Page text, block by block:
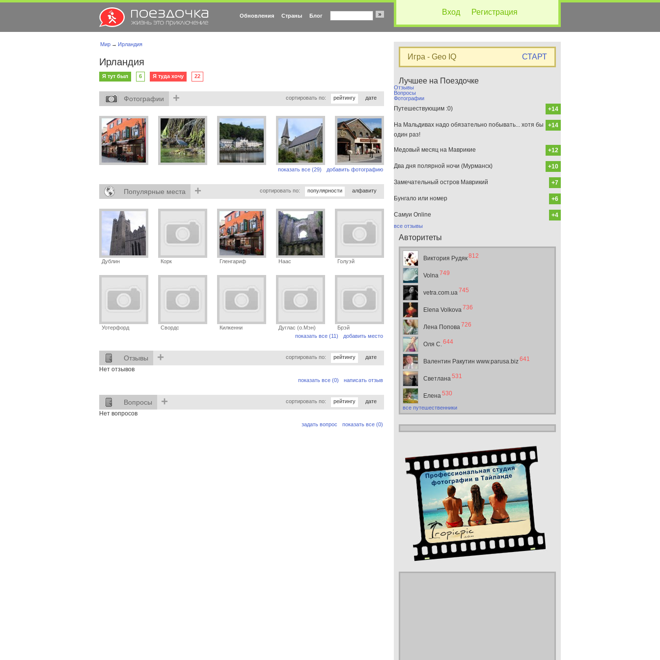
Вход Регистрация
Обновления Страны Блог »
Мир → Ирландия
Ирландия
Я тут был 6 Я туда хочу 22
Фотографии + сортировать по: рейтингу дате
добавить фотографию
показать все (29)
Популярные места + сортировать по: популярности алфавиту
Дублин Корк Гленгариф Наас Голуэй
Уотерфорд Свордс Килкенни Дуглас (о.Мэн)
Брэй
добавить место
показать все (11)
Отзывы + сортировать по: рейтингу дате
Нет отзывов
написать отзыв
показать все (0)
Вопросы + сортировать по: рейтингу дате
Нет вопросов
показать все (0)
задать вопрос
Игра - Geo IQ СТАРТ
Лучшее на Поездочке
Отзывы
Вопросы
Фотографии
+14
Путешествующим :0)
+14
На Мальдивах надо обязательно побывать... хотя бы
один раз!
+12
Медовый месяц на Маврикие
+10
Два дня полярной ночи (Мурманск)
+7
Замечательный остров Маврикий
+6
Бунгало или номер
+4
Самуи Online
все отзывы
Авторитеты
Виктория Рудяк812
Volna749
vetra.com.ua745
Elena Volkova736
Лена Попова726
Оля С.644
Валентин Ракутин www.parusa.biz641
Светлана531
Елена530
все путешественники